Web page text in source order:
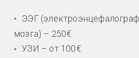
ЭЭГ
мозга) – 250€
УЗИ – от 100€